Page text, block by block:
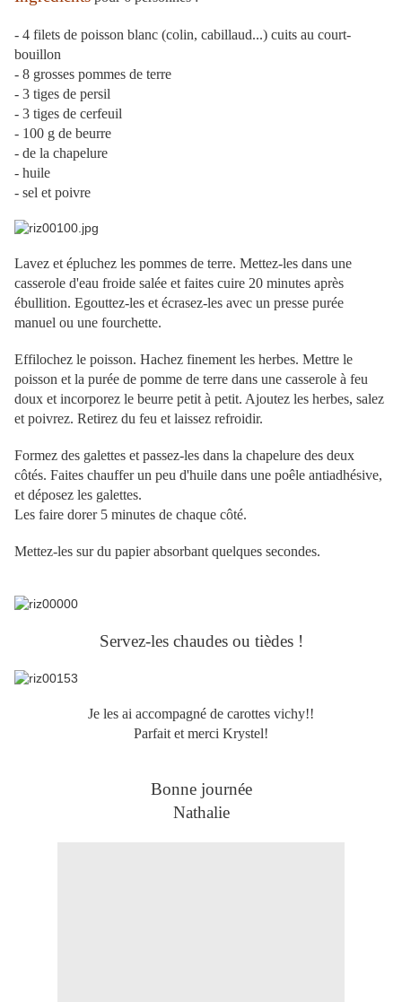
- 4 filets de poisson blanc (colin, cabillaud...) cuits au court-
bouillon
- 8 grosses pommes de terre
- 3 tiges de persil
- 3 tiges de cerfeuil
- 100 g de beurre
- de la chapelure
- huile
- sel et poivre
Lavez et épluchez les pommes de terre. Mettez-les dans une
casserole d'eau froide salée et faites cuire 20 minutes après
ébullition. Egouttez-les et écrasez-les avec un presse purée
manuel ou une fourchette.
Effilochez le poisson. Hachez finement les herbes. Mettre le
poisson et la purée de pomme de terre dans une casserole à feu
doux et incorporez le beurre petit à petit. Ajoutez les herbes, salez
et poivrez. Retirez du feu et laissez refroidir.
Formez des galettes et passez-les dans la chapelure des deux
côtés. Faites chauffer un peu d'huile dans une poêle antiadhésive,
et déposez les galettes.
Les faire dorer 5 minutes de chaque côté.
Mettez-les sur du papier absorbant quelques secondes.
Servez-les chaudes ou tièdes !
Je les ai accompagné de carottes vichy!!
Parfait et merci Krystel!
Bonne journée
Nathalie